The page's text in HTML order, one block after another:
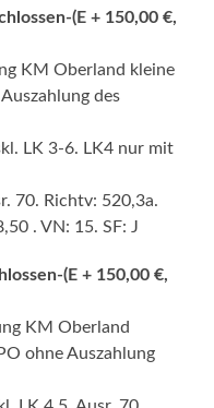
(E + 150,00 €,
KM Oberland kleine
des
LK 3-6. LK4 nur mit
70. Richtv: 520,3a.
. VN: 15. SF: J
(E + 150,00 €,
KM Oberland
ohne Auszahlung